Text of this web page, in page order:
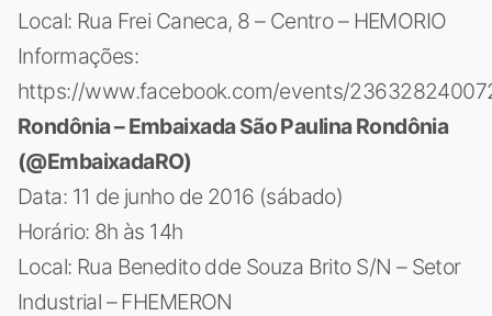
Local: Rua Frei Caneca, 8 – Centro – HEMORIO
Informações:
https://www.facebook.com/events/
Rondônia – Embaixada São Paulina Rondônia
(@EmbaixadaRO)
Data: 11 de junho de 2016 (sábado)
Horário: 8h às 14h
Local: Rua Benedito dde Souza Brito S/N – Setor
Industrial – FHEMERON